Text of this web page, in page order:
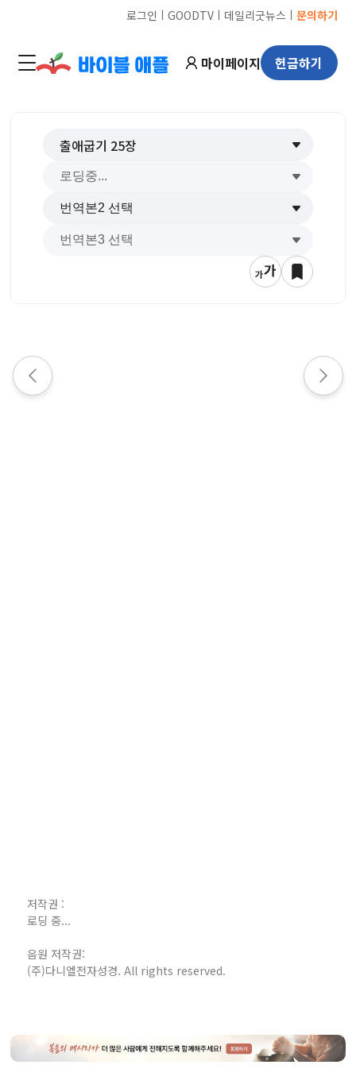
로그인 ㅣ GOODTVㅣ 데일리굿뉴스 ㅣ 문의하기
마이페이지 헌금하기
출애굽기 25장
저작권 :
로딩 중...
음원 저작권:
(주)다니엘전자성경. All rights reserved.